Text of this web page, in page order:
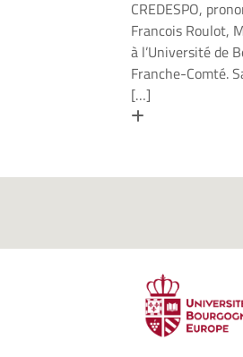
CREDESPO,
Francois Roulot,
à l’Université de
Franche-Comté.
[…]